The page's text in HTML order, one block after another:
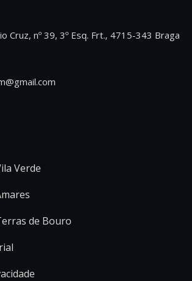
Cruz, nº 39, 3º Esq. Frt., 4715-343 Braga
Verde
de Bouro